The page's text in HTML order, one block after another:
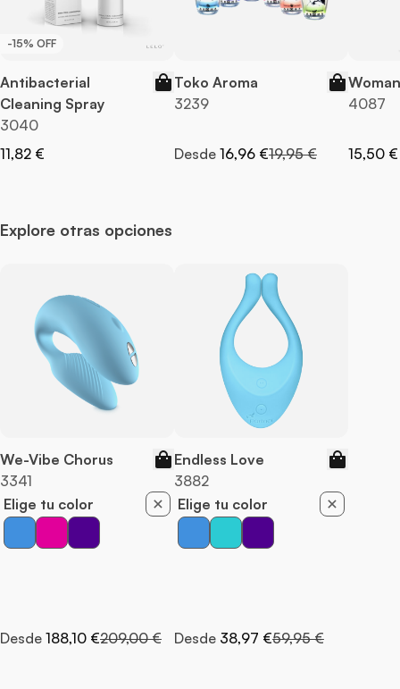
-15% OFF
Antibacterial
Cleaning Spray
3040
11,82 €
Toko Aroma
3239
Desde 16,96 €Precio normal
19,95 €
4087
15,50 €
Explore otras opciones
We-Vibe Chorus
3341
Elige tu color
Desde 188,10 €Precio normal
209,00 €
Endless Love
3882
Elige tu color
Desde 38,97 €Precio normal
59,95 €